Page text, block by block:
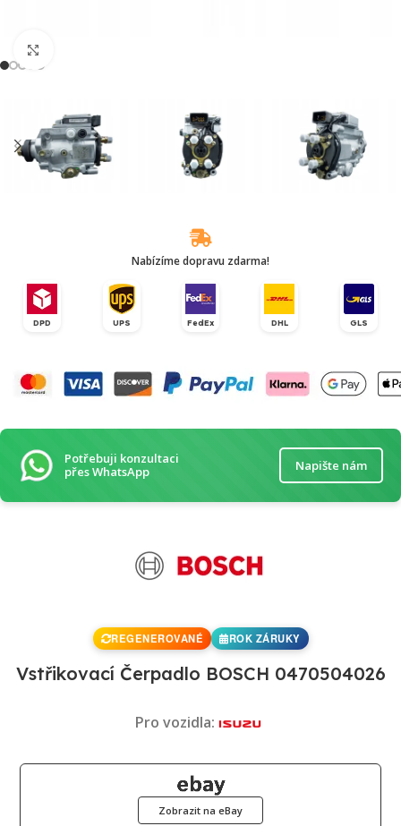
Nabízíme dopravu zdarma!
DPD UPS FedEx DHL GLS
Potřebuji konzultaci
přes WhatsApp
Napište nám
REGENEROVANÉ ROK ZÁRUKY
Vstřikovací Čerpadlo BOSCH 0470504026
Pro vozidla:
Zobrazit na eBay